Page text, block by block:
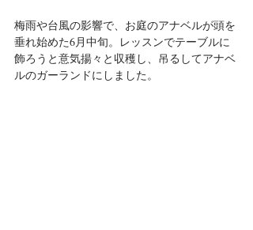
梅雨や台風の影響で、お庭のアナベルが頭を
垂れ始めた6月中旬。レッスンでテーブルに
飾ろうと意気揚々と収穫し、吊るしてアナベ
ルのガーランドにしました。